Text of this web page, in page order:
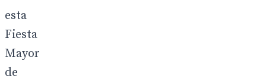
esta
Fiesta
Mayor
de